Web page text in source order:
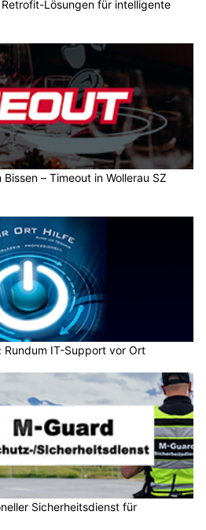
Lösungen für intelligente
– Timeout in Wollerau SZ
Rundum IT-Support vor Ort
Sicherheitsdienst für